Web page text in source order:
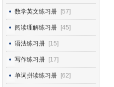
数学英文练习册 [57]
阅读理解练习册 [45]
语法练习册 [15]
写作练习册 [17]
单词拼读练习册 [62]